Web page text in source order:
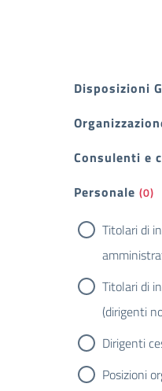
Filtri
Disposizioni
Consulenti e
Personale (0)
Titolari di
Titolari di
(dirigenti
Dirigenti
Posizioni